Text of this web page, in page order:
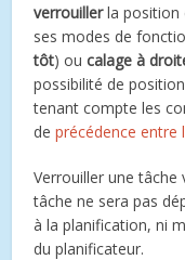
verrouillerla position
ses modes de
tôt) oucalage à
possibilité de
tenant compte les
deprécédence entre
Verrouiller une tâche
tâche ne sera pas
à la planification, ni
du planificateur.